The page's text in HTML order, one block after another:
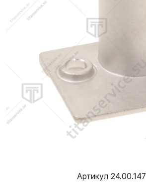
Артикул 24.00.147